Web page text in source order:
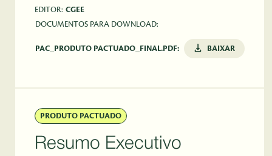
EDITOR: CGEE
DOCUMENTOS PARA DOWNLOAD:
PAC_PRODUTO PACTUADO_FINAL.PDF: BAIXAR
PRODUTO PACTUADO
Resumo Executivo